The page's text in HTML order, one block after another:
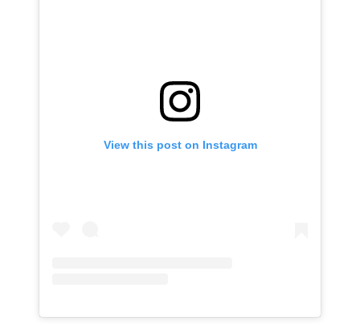
View this post on Instagram